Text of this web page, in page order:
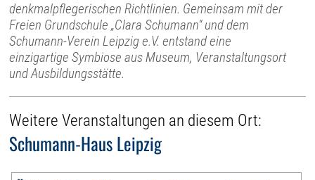
denkmalpflegerischen Richtlinien. Gemeinsam mit der
Freien Grundschule „Clara Schumann“ und dem
Schumann-Verein Leipzig e.V. entstand eine
einzigartige Symbiose aus Museum, Veranstaltungsort
und Ausbildungsstätte.
Weitere Veranstaltungen an diesem Ort:
Schumann-Haus Leipzig